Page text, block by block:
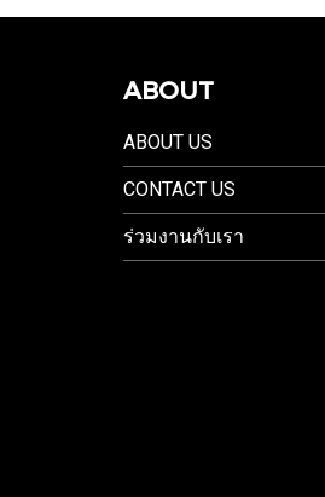
ABOUT
ABOUT US
CONTACT US
ร่วมงานกับเรา